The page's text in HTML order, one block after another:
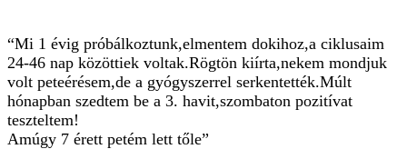
“Mi 1 évig próbálkoztunk,elmentem dokihoz,a ciklusaim
24-46 nap közöttiek voltak.Rögtön kiírta,nekem mondjuk
volt peteérésem,de a gyógyszerrel serkentették.Múlt
hónapban szedtem be a 3. havit,szombaton pozitívat
teszteltem!
Amúgy 7 érett petém lett tőle”